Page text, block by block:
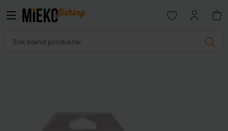
Search
Open favorites